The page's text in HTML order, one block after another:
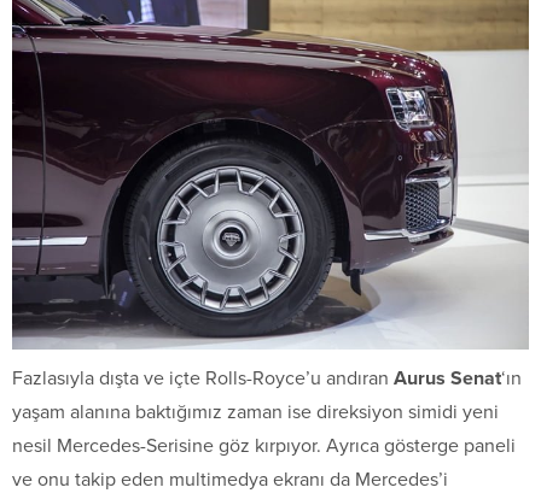
Fazlasıyla dışta ve içte Rolls-Royce’u andıran Aurus Senat‘ın
yaşam alanına baktığımız zaman ise direksiyon simidi yeni
nesil Mercedes-Serisine göz kırpıyor. Ayrıca gösterge paneli
ve onu takip eden multimedya ekranı da Mercedes’i